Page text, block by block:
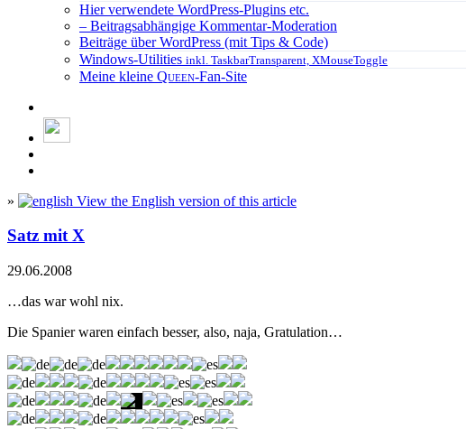
Hier verwendete WordPress-Plugins etc.
– Beitragsabhängige Kommentar-Moderation
Beiträge über WordPress (mit Tips & Code)
Windows-Utilities inkl. TaskbarTransparent, XMouseToggle
Meine kleine Queen-Fan-Site
» View the English version of this article
Satz mit X
29.06.2008
…das war wohl nix.
Die Spanier waren einfach besser, also, naja, Gratulation…